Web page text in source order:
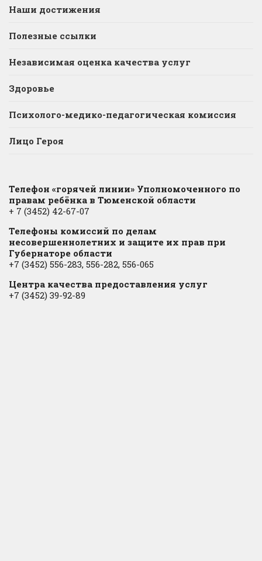
Наши достижения
Полезные ссылки
Независимая оценка качества услуг
Здоровье
Психолого-медико-педагогическая комиссия
Лицо Героя
Телефон «горячей линии» Уполномоченного по
правам ребёнка в Тюменской области
+ 7 (3452) 42-67-07
Телефоны комиссий по делам
несовершеннолетних и защите их прав при
Губернаторе области
+7 (3452) 556-283, 556-282, 556-065
Центра качества предоставления услуг
+7 (3452) 39-92-89